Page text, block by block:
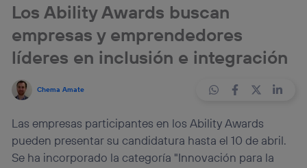
Los Ability Awards buscan
empresas y emprendedores
líderes en inclusión e integración
Chema Amate
Las empresas participantes en los Ability Awards
pueden presentar su candidatura hasta el 10 de abril.
Se ha incorporado la categoría "Innovación para la